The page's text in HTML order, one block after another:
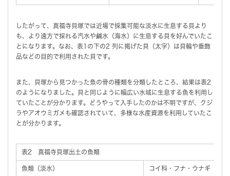
したがって、真福寺貝塚では近場で採集可能な淡水に生息する貝より
も、より遠方で採れる汽水や鹹水（海水）に生息する貝を好んでいたこ
とになります。なお、表1の下の2 列に掲げた貝（太字）は貝輪や垂飾
品などの目的で利用された貝です。
また、貝塚から見つかった魚の骨の種類を分類したところ、結果は表2
のようになりました。貝と同じように幅広い水域に生息する魚を利用し
ていたことが分かります。どうやって入手したのかは不明ですが、クジ
ラやアオウミガメも確認されていて、多様な水産資源を利用していたこ
とが分かります。
表2 真福寺貝塚出土の魚類
魚類（淡水） コイ科・フナ・ウナギ